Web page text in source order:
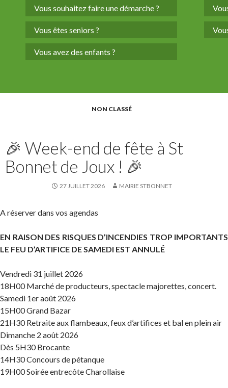
Vous souhaitez faire une démarche ?
Vous êtes seniors ?
Vous avez des enfants ?
NON CLASSÉ
🎉 Week-end de fête à St
Bonnet de Joux ! 🎉
27 JUILLET 2026 MAIRIE STBONNET
A réserver dans vos agendas
EN RAISON DES RISQUES D’INCENDIES TROP IMPORTANTS
LE FEU D’ARTIFICE DE SAMEDI EST ANNULÉ
Vendredi 31 juillet 2026
18H00 Marché de producteurs, spectacle majorettes, concert.
Samedi 1er août 2026
15H00 Grand Bazar
21H30 Retraite aux flambeaux, feux d’artifices et bal en plein air
Dimanche 2 août 2026
Dès 5H30 Brocante
14H30 Concours de pétanque
19H00 Soirée entrecôte Charollaise